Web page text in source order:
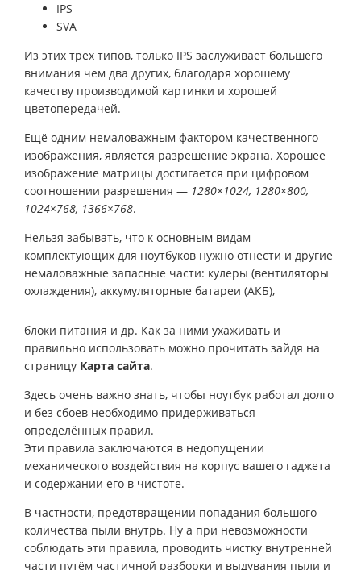
IPS
SVA
Из этих трёх типов, только IPS заслуживает большего
внимания чем два других, благодаря хорошему
качеству производимой картинки и хорошей
цветопередачей.
Ещё одним немаловажным фактором качественного
изображения, является разрешение экрана. Хорошее
изображение матрицы достигается при цифровом
соотношении разрешения — 1280×1024, 1280×800,
1024×768, 1366×768.
Нельзя забывать, что к основным видам
комплектующих для ноутбуков нужно отнести и другие
немаловажные запасные части: кулеры (вентиляторы
охлаждения), аккумуляторные батареи (АКБ),
блоки питания и др. Как за ними ухаживать и
правильно использовать можно прочитать зайдя на
страницу Карта сайта.
Здесь очень важно знать, чтобы ноутбук работал долго
и без сбоев необходимо придерживаться
определённых правил.
Эти правила заключаются в недопущении
механического воздействия на корпус вашего гаджета
и содержании его в чистоте.
В частности, предотвращении попадания большого
количества пыли внутрь. Ну а при невозможности
соблюдать эти правила, проводить чистку внутренней
части путём частичной разборки и выдувания пыли и